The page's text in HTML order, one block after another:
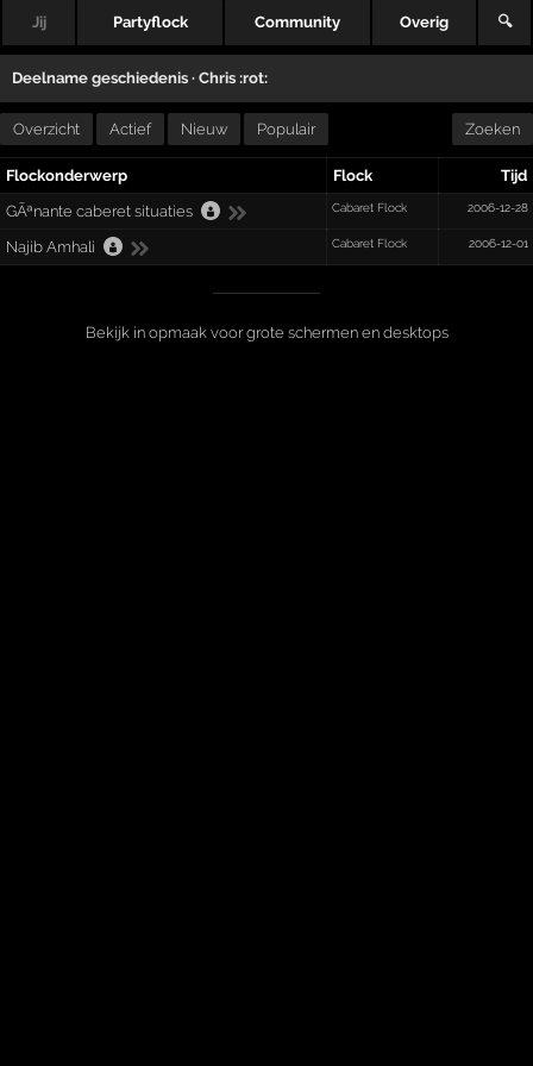
Jij Partyflock Community Overig 🔍
Deelname geschiedenis ·Chris :rot:
Overzicht Actief Nieuw Populair Zoeken
Flockonderwerp Flock
Tijd
GÃªnante caberet situaties
Cabaret Flock 2006-12-28
Najib Amhali Cabaret Flock 2006-12-01
Bekijk in opmaak voor grote schermen en desktops